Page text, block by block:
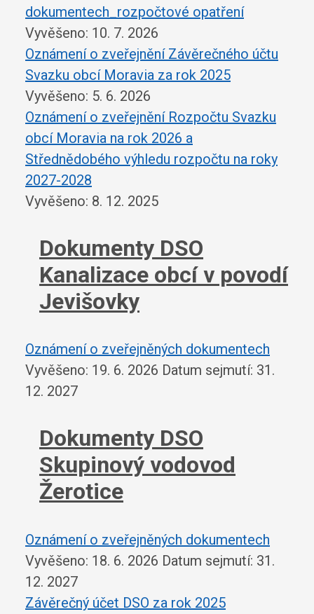
dokumentech_rozpočtové opatření
Vyvěšeno: 10. 7. 2026
Oznámení o zveřejnění Závěrečného účtu
Svazku obcí Moravia za rok 2025
Vyvěšeno: 5. 6. 2026
Oznámení o zveřejnění Rozpočtu Svazku
obcí Moravia na rok 2026 a
Střednědobého výhledu rozpočtu na roky
2027-2028
Vyvěšeno: 8. 12. 2025
Dokumenty DSO
Kanalizace obcí v povodí
Jevišovky
Oznámení o zveřejněných dokumentech
Vyvěšeno: 19. 6. 2026 Datum sejmutí: 31.
12. 2027
Dokumenty DSO
Skupinový vodovod
Žerotice
Oznámení o zveřejněných dokumentech
Vyvěšeno: 18. 6. 2026 Datum sejmutí: 31.
12. 2027
Závěrečný účet DSO za rok 2025